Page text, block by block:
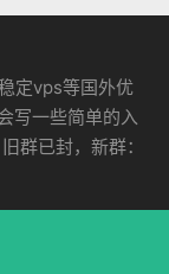
定vps等国外优
写一些简单的入
群已封，新群：